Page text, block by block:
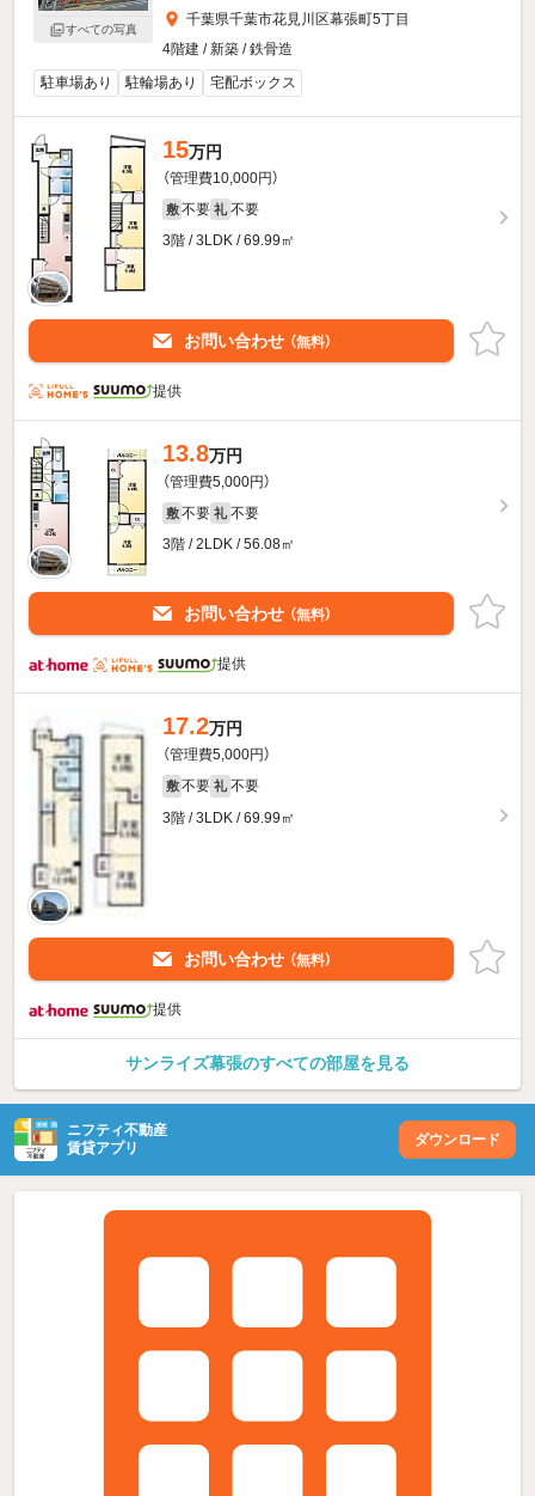
すべての写真
千葉県千葉市花見川区幕張町5丁目
4階建 / 新築 / 鉄骨造
駐車場あり
駐輪場あり 宅配ボックス
15万円
（管理費10,000円）
敷 不要 礼 不要
3階 / 3LDK / 69.99㎡
お問い合わせ （無料）
提供
13.8万円
（管理費5,000円）
敷 不要 礼 不要
3階 / 2LDK / 56.08㎡
お問い合わせ （無料）
提供
17.2万円
（管理費5,000円）
敷 不要 礼 不要
3階 / 3LDK / 69.99㎡
お問い合わせ （無料）
提供
サンライズ幕張のすべての部屋を見る
ニフティ不動産
賃貸アプリ
ダウンロード